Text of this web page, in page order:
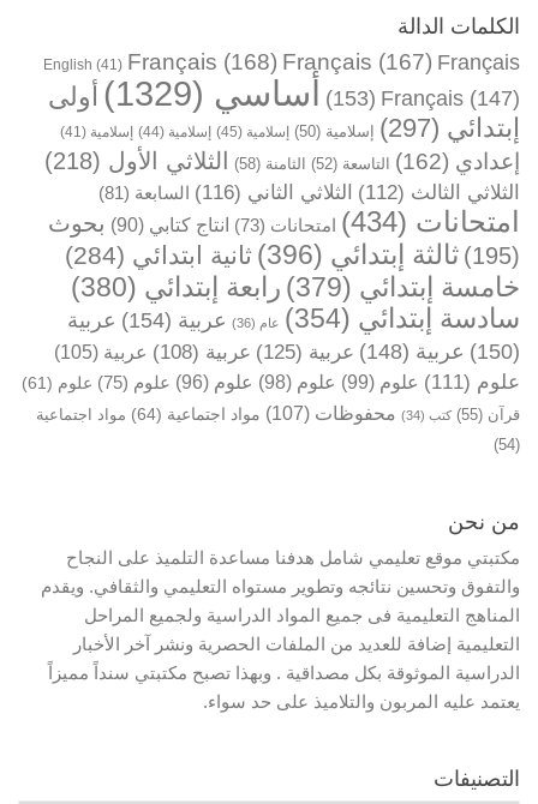
الكلمات الدالة
English (41) Français (168) Français (167) Français
(153) Français (147) أساسي (1329)
أولى
إبتدائي (297) إسلامية (50) إسلامية (45) إسلامية (44) إسلامية (41)
إعدادي (162) التاسعة (52) الثامنة (58) الثلاثي الأول (218)
الثلاثي الثالث (112) الثلاثي الثاني (116) السابعة (81)
امتحانات (434) امتحانات (73) انتاج كتابي (90)
بحوث
(195)
ثالثة إبتدائي (396) ثانية ابتدائي (284)
خامسة إبتدائي (379) رابعة إبتدائي (380)
سادسة إبتدائي (354) عام (36) عربية (154)
عربية
(150)
عربية (148) عربية (125) عربية (108) عربية (105)
علوم (111) علوم (99) علوم (98) علوم (96) علوم (75) علوم (61)
قرآن (55) كتب (34) محفوظات (107) مواد اجتماعية (64)
مواد اجتماعية
(54)
من نحن
مكتبتي موقع تعليمي شامل هدفنا مساعدة التلميذ على النجاح
والتفوق وتحسين نتائجه وتطوير مستواه التعليمي والثقافي. ويقدم
المناهج التعليمية فى جميع المواد الدراسية ولجميع المراحل
التعليمية إضافة للعديد من الملفات الحصرية ونشر آخر الأخبار
الدراسية الموثوقة بكل مصداقية . وبهذا تصبح مكتبتي سنداً مميزاً
يعتمد عليه المربون والتلاميذ على حد سواء.
التصنيفات